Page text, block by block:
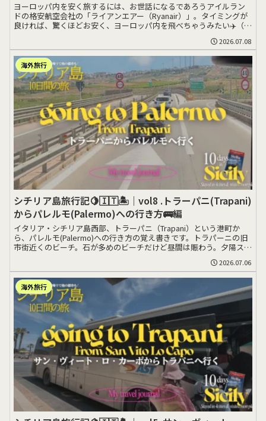
ヨーロッパ内を安く旅するには、お世話になるであろうアイルラン
ドの格安航空会社の「ライアンエアー（Ryanair）」。タイミングが
良ければ、驚くほどお安く、ヨーロッパ内を飛べちゃうみたい✈️（し
2026.07.08
海外旅行
シチリア島旅行記🍋🇮🇹🏝️｜vol8 .トラーパニ(Trapani)
からパレルモ(Palermo)への行き方🚌編
イタリア・シチリア島西部、トラーパニ（Trapani）という港町か
ら、パレルモ(Palermo)への行き方の覚え書きです。トラパーニの旧
市街近くのビーチ。石が多めのビーチだけど昼間は賑わう。夕陽スポ
2026.07.06
海外旅行